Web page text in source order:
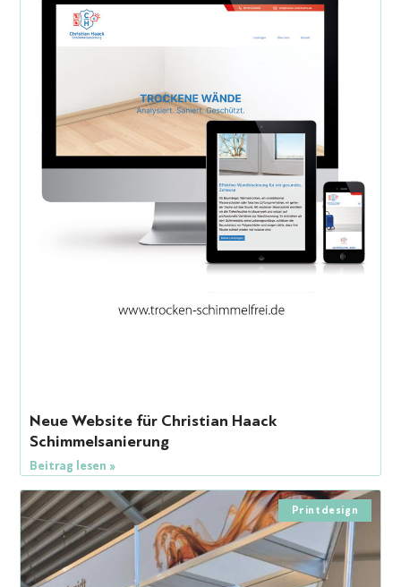
Neue Website für Christian Haack
Schimmelsanierung
Beitrag lesen »
Printdesign